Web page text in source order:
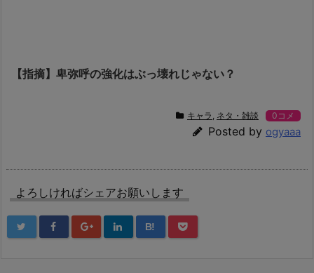
【指摘】卑弥呼の強化はぶっ壊れじゃない？
キャラ ネタ・雑談 0コメ
Posted by ogyaaa
よろしければシェアお願いします
B!